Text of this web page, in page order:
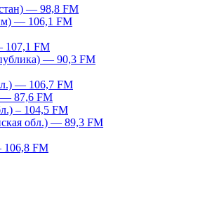
— 98,8 FM
— 106,1 FM
FM
— 90,3 FM
— 106,7 FM
— 87,6 FM
– 104,5 FM
обл.) — 89,3 FM
FM